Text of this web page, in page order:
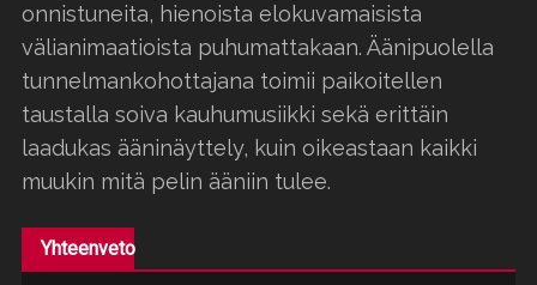
onnistuneita, hienoista elokuvamaisista
välianimaatioista puhumattakaan. Äänipuolella
tunnelmankohottajana toimii paikoitellen
taustalla soiva kauhumusiikki sekä erittäin
laadukas ääninäyttely, kuin oikeastaan kaikki
muukin mitä pelin ääniin tulee.
Yhteenveto